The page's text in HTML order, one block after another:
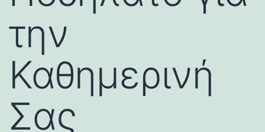
την
Καθημερινή
Σας